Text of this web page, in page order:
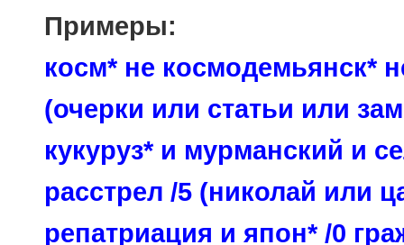
Примеры:
косм* не космодемьянск*
(очерки или статьи или
кукуруз* и мурманский и
расстрел /5 (николай или
репатриация и япон* /0